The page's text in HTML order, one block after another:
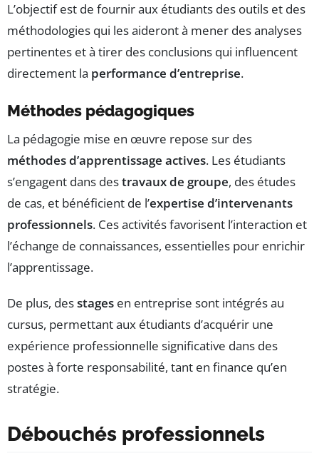
L’objectif est de fournir aux étudiants des outils et des
méthodologies qui les aideront à mener des analyses
pertinentes et à tirer des conclusions qui influencent
directement la performance d’entreprise.
Méthodes pédagogiques
La pédagogie mise en œuvre repose sur des
méthodes d’apprentissage actives. Les étudiants
s’engagent dans destravaux de groupe, des études
de cas, et bénéficient de l’expertise d’intervenants
professionnels. Ces activités favorisent l’interaction et
l’échange de connaissances, essentielles pour enrichir
l’apprentissage.
De plus, desstages en entreprise sont intégrés au
cursus, permettant aux étudiants d’acquérir une
expérience professionnelle significative dans des
postes à forte responsabilité, tant en finance qu’en
stratégie.
Débouchés professionnels